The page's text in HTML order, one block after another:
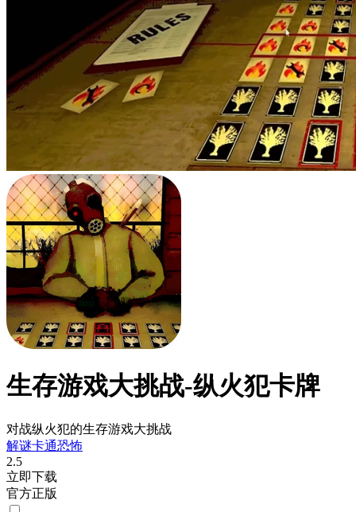
生存游戏大挑战-纵火犯卡牌
对战纵火犯的生存游戏大挑战
解谜卡通恐怖
2.5
立即下载
官方正版